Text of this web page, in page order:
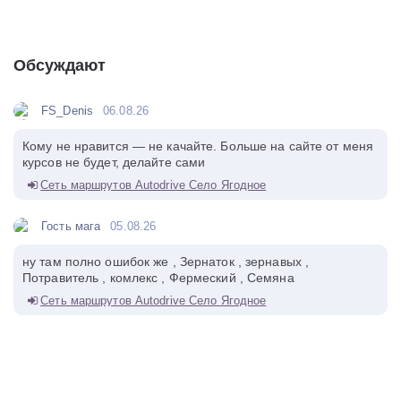
Обсуждают
FS_Denis 06.08.26
Кому не нравится — не качайте. Больше на сайте от меня
курсов не будет, делайте сами
Сеть маршрутов Autodrive Село Ягодное
Гость мага 05.08.26
ну там полно ошибок же , Зернаток , зернавых ,
Потравитель , комлекс , Фермеский , Семяна
Сеть маршрутов Autodrive Село Ягодное